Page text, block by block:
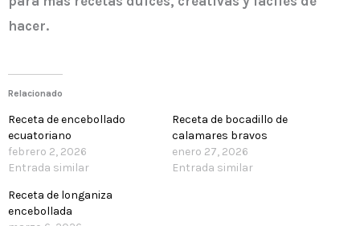
hacer.
Relacionado
Receta de encebollado
ecuatoriano
febrero 2, 2026
Entrada similar
Receta de bocadillo de
calamares bravos
enero 27, 2026
Entrada similar
Receta de longaniza
encebollada